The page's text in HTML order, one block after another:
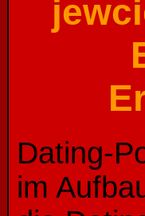
Dating-
im